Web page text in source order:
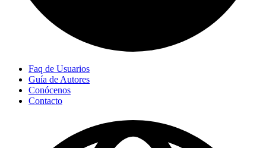
Faq de Usuarios
Guía de Autores
Conócenos
Contacto